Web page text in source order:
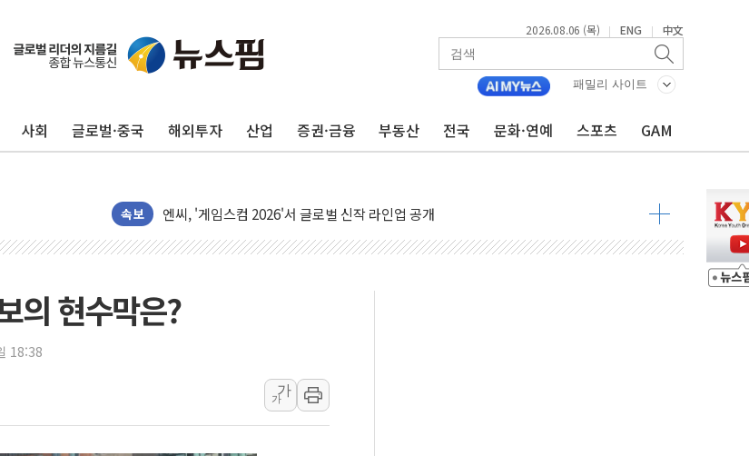
2026.08.06 (목) | ENG | 中文
패밀리 사이트
사회 글로벌·중국 해외투자 산업 증권·금융 부동산 전국 문화·연예 스포츠 GAM
속보
피치 "韓 코스피 약세 장기화 시 주택수요 위축 우려"
롯데백화점, '홈스타일링 페어'…리빙 최대 50% 할인
[AI 카드뉴스] 어린이집·유치원 비상! 수족구병이 다시 유행합니다.
[르포] 폭염 속 '자폭 드론' 첫 실사격…미 해병대, 한반도 지형서 FPV 공격훈련 공개
정부, 한화오션·에코프로비엠 등 '슈퍼을' 5곳 선정...소부장 핵심기업 추가 육성
국표원, 해외직구 물놀이기구·유아용품 등 94개 제품 안전기준 '부적합'
의 현수막은?
18:38
가
가